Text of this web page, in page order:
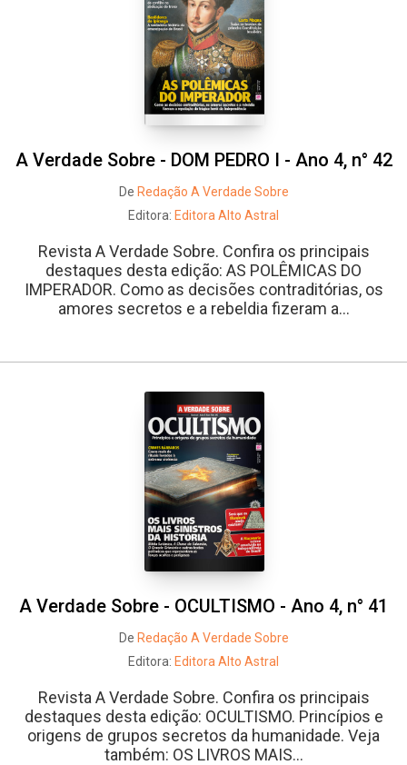
A Verdade Sobre - DOM PEDRO I - Ano 4, n° 42
De Redação A Verdade Sobre
Editora: Editora Alto Astral
Revista A Verdade Sobre. Confira os principais
destaques desta edição: AS POLÊMICAS DO
IMPERADOR. Como as decisões contraditórias, os
amores secretos e a rebeldia fizeram a...
A Verdade Sobre - OCULTISMO - Ano 4, n° 41
De Redação A Verdade Sobre
Editora: Editora Alto Astral
Revista A Verdade Sobre. Confira os principais
destaques desta edição: OCULTISMO. Princípios e
origens de grupos secretos da humanidade. Veja
também: OS LIVROS MAIS...